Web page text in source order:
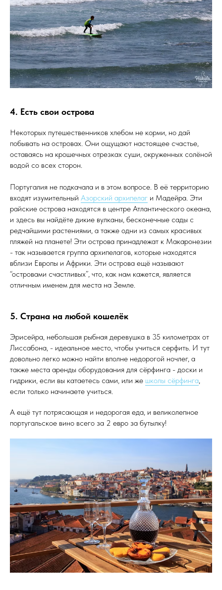
4. Есть свои острова
Некоторых путешественников хлебом не корми, но дай
побывать на островах. Они ощущают настоящее счастье,
оставаясь на крошечных отрезках суши, окруженных солёной
водой со всех сторон.
Португалия не подкачала и в этом вопросе. В её территорию
входят изумительный Азорский архипелаг и Мадейра. Эти
райские острова находятся в центре Атлантического океана,
и здесь вы найдёте дикие вулканы, бесконечные сады с
редчайшими растениями, а также одни из самых красивых
пляжей на планете! Эти острова принадлежат к Макаронезии
- так называется группа архипелагов, которые находятся
вблизи Европы и Африки. Эти острова ещё называют
“островами счастливых”, что, как нам кажется, является
отличным именем для места на Земле.
5. Страна на любой кошелёк
Эрисейра, небольшая рыбная деревушка в 35 километрах от
Лиссабона, - идеальное место, чтобы учиться серфить. И тут
довольно легко можно найти вполне недорогой ночлег, а
также места аренды оборудования для сёрфинга - доски и
гидрики, если вы катаетесь сами, или же школы сёрфинга
если только начинаете учиться.
А ещё тут потрясающая и недорогая еда, и великолепное
португальское вино всего за 2 евро за бутылку!